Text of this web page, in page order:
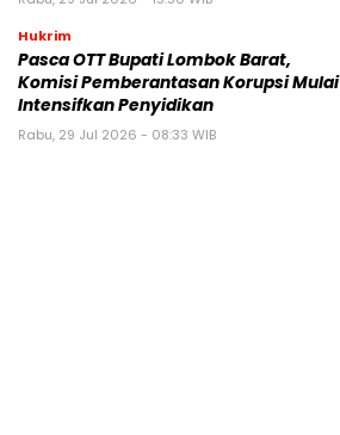
Hukrim
Pasca OTT Bupati Lombok Barat,
Komisi Pemberantasan Korupsi Mulai
Intensifkan Penyidikan
Rabu, 29 Jul 2026 - 08:33 WIB